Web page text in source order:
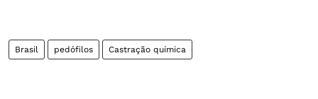
Brasil pedófilos Castração química